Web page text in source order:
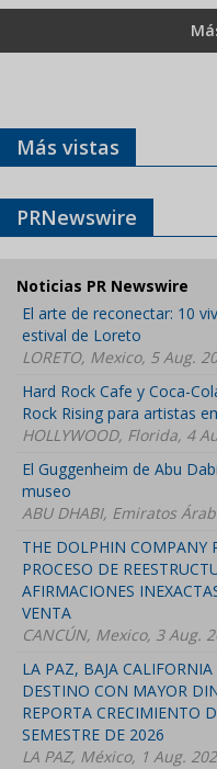
Más vistas
PRNewswire
Noticias PR Newswire
El arte de reconectar: 10
estival de Loreto
LORETO, Mexico, 5 Aug.
Hard Rock Cafe y Coca-
Rock Rising para artistas
HOLLYWOOD, Florida, 4
El Guggenheim de Abu
museo
ABU DHABI, Emiratos
THE DOLPHIN COMPANY
PROCESO DE
AFIRMACIONES
VENTA
CANCÚN, Mexico, 3 Aug.
LA PAZ, BAJA
DESTINO CON MAYOR
REPORTA CRECIMIENTO
SEMESTRE DE 2026
LA PAZ, México, 1 Aug.